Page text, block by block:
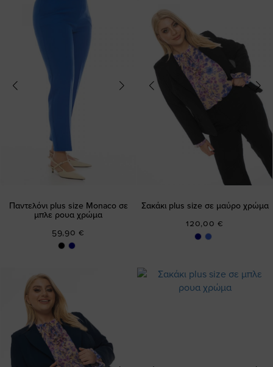
Παντελόνι plus size Monaco σε
μπλε ρουα χρώμα
59,90 €
Σακάκι plus size σε μαύρο χρώμα
120,00 €